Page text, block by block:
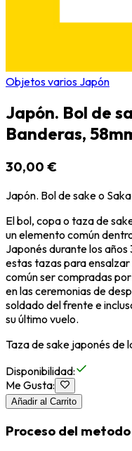
Objetos varios Japón
Japón. Bol de
Banderas,
30,00 €
Japón. Bol de sake o
El bol, copa o taza de
un elemento común
Japonés durante los
estas tazas para
común ser compradas
en las ceremonias de
soldado del frente e
su último vuelo.
Taza de sake japonés de
Disponibilidad:
Me Gusta:
Añadir al Carrito
Proceso del